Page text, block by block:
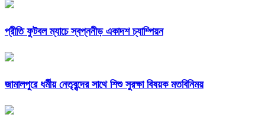
প্রীতি ফুটবল ম্যাচে স্বপ্ননীড় একাদশ চ্যাম্পিয়ন
জামালপুরে ধর্মীয় নেতৃবৃন্দের সাথে শিশু সুরক্ষা বিষয়ক মতবিনিময়